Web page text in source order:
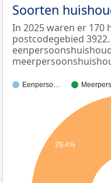
Soorten
In 2025 waren er 170
postcodegebied
Eenperso…
29,4%